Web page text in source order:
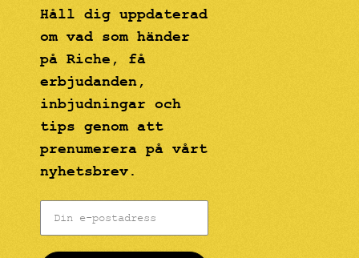
Håll dig uppdaterad
om vad som händer
på Riche, få
erbjudanden,
inbjudningar och
tips genom att
prenumerera på vårt
nyhetsbrev.